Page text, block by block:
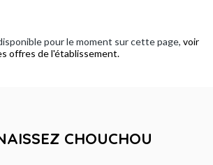
pour le moment sur cette page, voir
offres de l'établissement.
CHOUCHOU